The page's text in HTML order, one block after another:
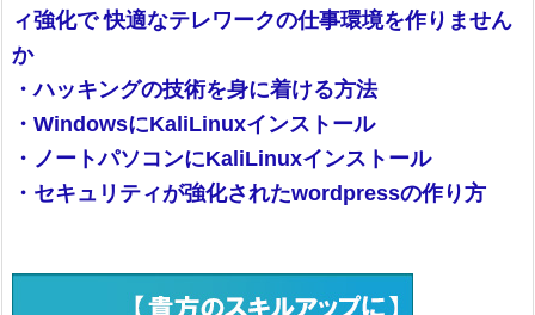
ィ強化で 快適なテレワークの仕事環境を作りません
か
・ハッキングの技術を身に着ける方法
・WindowsにKaliLinuxインストール
・ノートパソコンにKaliLinuxインストール
・セキュリティが強化されたwordpressの作り方